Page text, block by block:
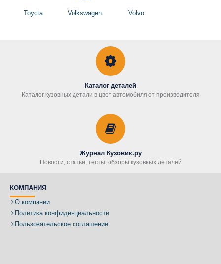
Toyota Volkswagen Volvo
Каталог деталей
Каталог кузовных детали в цвет автомобиля от производителя
Журнал Кузовик.ру
Новости, статьи, тесты, обзоры кузовных деталей
КОМПАНИЯ
О компании
Политика конфиденциальности
Пользовательское соглашение